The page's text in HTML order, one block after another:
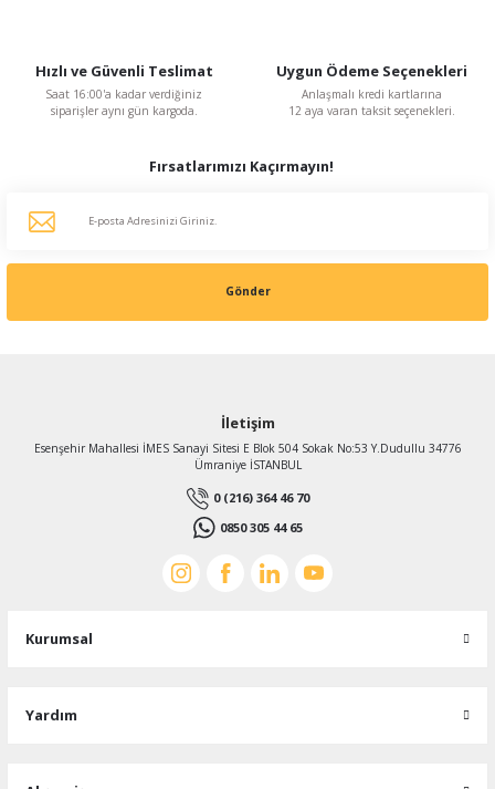
Hızlı ve Güvenli Teslimat
Saat 16:00'a kadar verdiğiniz
siparişler aynı gün kargoda.
Uygun Ödeme Seçenekleri
Anlaşmalı kredi kartlarına
12 aya varan taksit seçenekleri.
Fırsatlarımızı Kaçırmayın!
Gönder
İletişim
Esenşehir Mahallesi İMES Sanayi Sitesi E Blok 504 Sokak No:53 Y.Dudullu 34776
Ümraniye İSTANBUL
0 (216) 364 46 70
0850 305 44 65
Kurumsal
Yardım